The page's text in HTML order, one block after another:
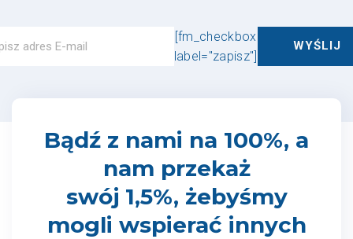
[fm_checkbox
label="zapisz"]
Bądź z nami na 100%, a
nam przekaż
swój 1,5%, żebyśmy
mogli wspierać innych